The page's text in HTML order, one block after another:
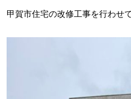
甲賀市住宅の改修工事を行わせ